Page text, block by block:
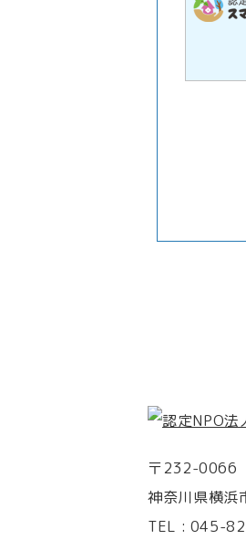
〒232-0066
神奈川県横
TEL : 045-